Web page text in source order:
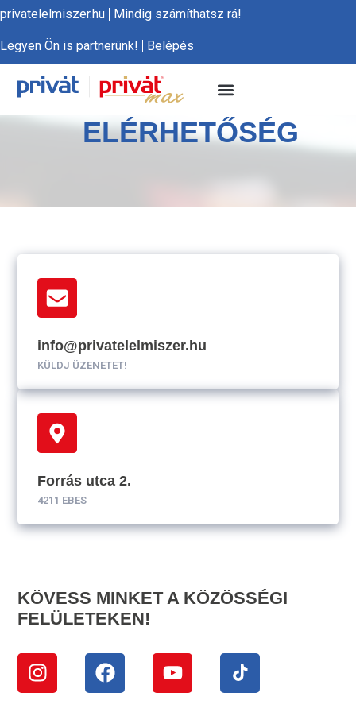
privatelelmiszer.hu Mindig számíthatsz rá!
Legyen Ön is partnerünk! Belépés
ELÉRHETŐSÉG
info@privatelelmiszer.hu
KÜLDJ ÜZENETET!
Forrás utca 2.
4211 EBES
KÖVESS MINKET A KÖZÖSSÉGI
FELÜLETEKEN!